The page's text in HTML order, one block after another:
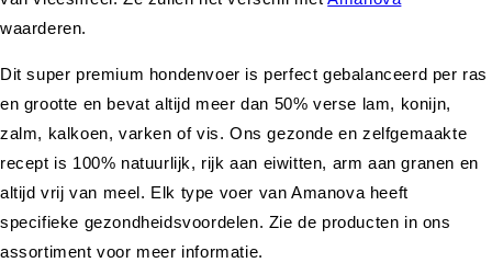
waarderen.
Dit super premium hondenvoer is perfect gebalanceerd per ras
en grootte en bevat altijd meer dan 50% verse lam, konijn,
zalm, kalkoen, varken of vis. Ons gezonde en zelfgemaakte
recept is 100% natuurlijk, rijk aan eiwitten, arm aan granen en
altijd vrij van meel. Elk type voer van Amanova heeft
specifieke gezondheidsvoordelen. Zie de producten in ons
assortiment voor meer informatie.